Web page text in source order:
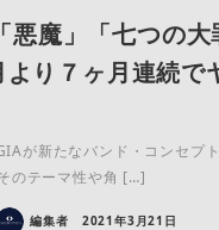
悪魔」「七つの大
り７ヶ月連続で
が新たなバンド・コンセプ
のテーマ性や角 […]
編集者 2021年3月21日